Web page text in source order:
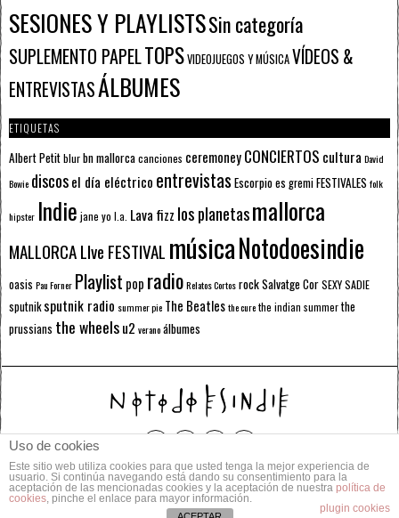
SESIONES Y PLAYLISTSSin categoría
SUPLEMENTO PAPELTOPSVIDEOJUEGOS Y MÚSICAVÍDEOS &
ENTREVISTASÁLBUMES
ETIQUETAS
Albert Petitblurbn mallorcacanciones ceremoneyCONCIERTOS cultura David
Bowie discosel día eléctrico entrevistas Escorpioes gremiFESTIVALES folk
hipster Indie jane yo l.a. Lava fizz los planetasmallorca
MALLORCA LIve FESTIVAL músicaNotodoesindie
oasis Pau Forner Playlist pop radioRelatos CortosrockSalvatge CorSEXY SADIE
sputnik sputnik radio summer pie The Beatlesthe curethe indian summerthe
prussians the wheelsu2 veranoálbumes
© 2014 Todos los derechos reservados.
POLÍTICA DE PRIVACIDAD CONTACTO
Uso de cookies
Este sitio web utiliza cookies para que usted tenga la mejor experiencia de
usuario. Si continúa navegando está dando su consentimiento para la
aceptación de las mencionadas cookies y la aceptación de nuestra política de
cookies, pinche el enlace para mayor información.
plugin cookies